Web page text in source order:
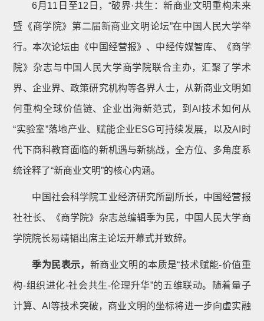
6月11日至12日，“破界·共生：新商业文明重构未来
暨《商学院》第二届新商业文明论坛”在中国人民大学举
行。本次论坛由《中国经营报》、中经传媒智库、《商学
院》杂志与中国人民大学商学院联合主办，汇聚了学术
界、企业界、政策研究机构等各界人士，从新商业文明如
何重构全球价值链、企业出海新范式，到AI技术如何从
“实验室”落地产业、赋能企业ESG可持续发展，以及AI时
代下商科教育面临的新机遇与新挑战，全方位、多角度系
统诠释了“新商业文明”的核心内涵。
中国社会科学院工业经济研究所副所长，中国经营报
社社长、《商学院》杂志总编辑季为民，中国人民大学商
学院院长易靖韬出席主论坛开幕式并致辞。
季为民表示， 新商业文明的本质是“技术赋能-价值重
构-组织进化-社会共生-伦理升华”的五维联动。随着量子
计算、AI等技术突破，商业文明的坐标将进一步向虚实融